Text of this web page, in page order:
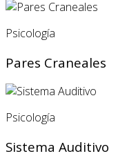
Psicología
Pares Craneales
Psicología
Sistema Auditivo